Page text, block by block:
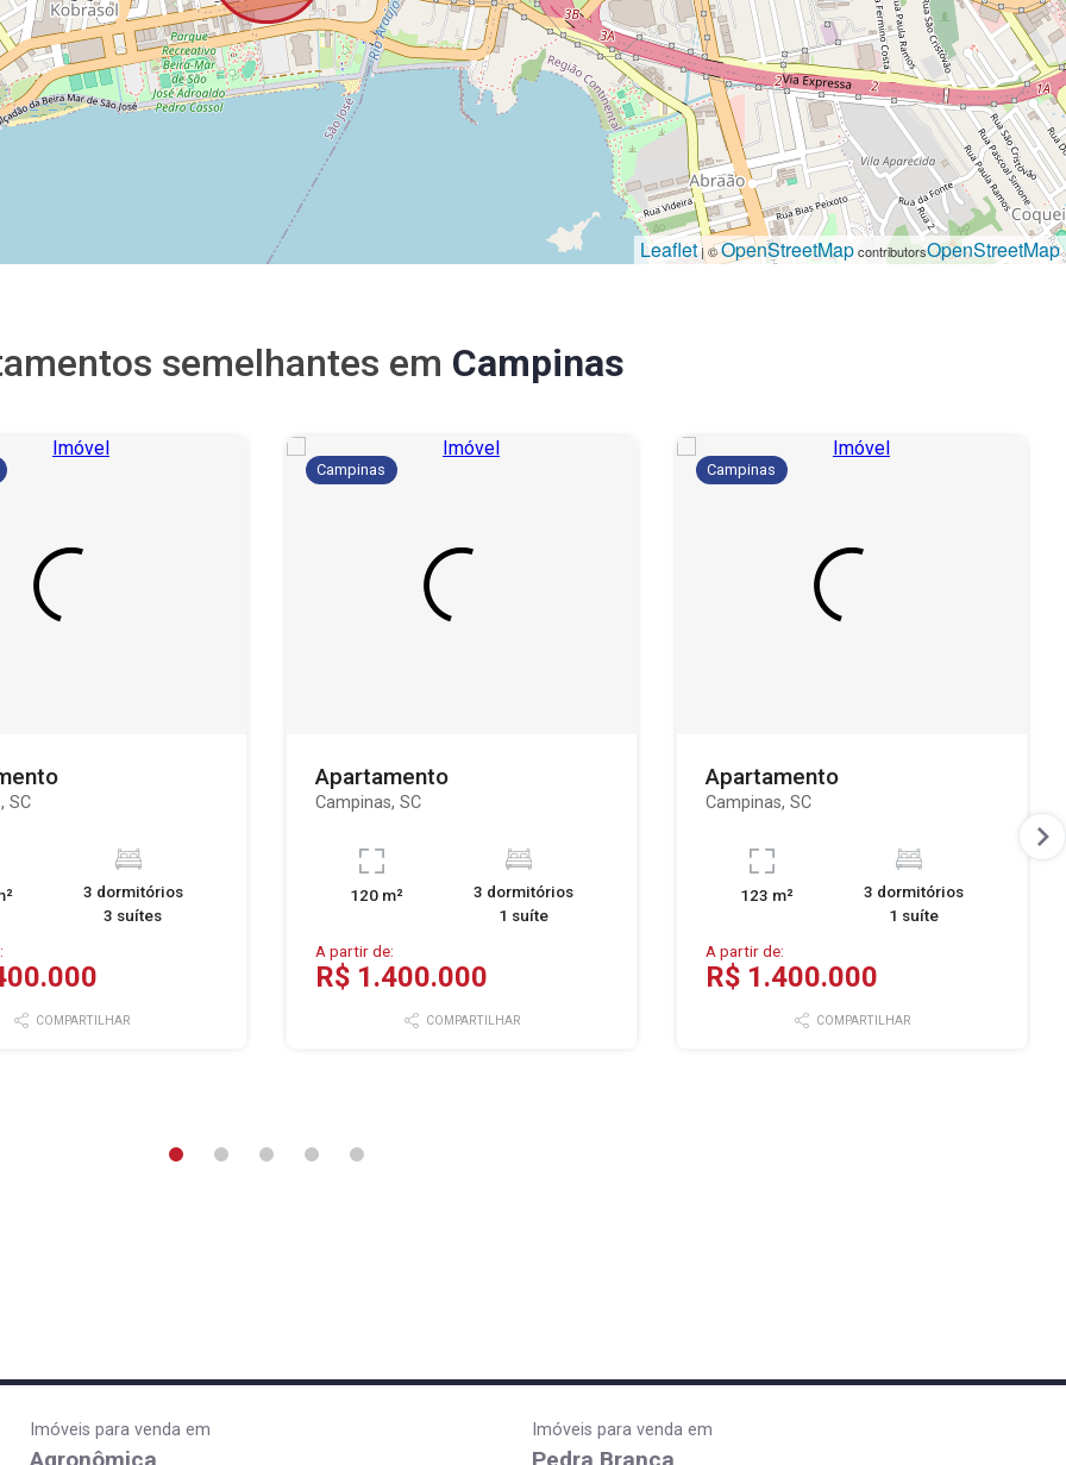
Leaflet| ©OpenStreetMapcontributorsOpenStreetMap
semelhantes em Campinas
SC
3 dormitórios
3 suítes
COMPARTILHAR
Campinas
Apartamento
Campinas, SC
120 m²
3 dormitórios
1 suíte
A partir de:
R$ 1.400.000
COMPARTILHAR
Campinas
Apartamento
Campinas, SC
123 m²
3 dormitórios
1 suíte
A partir de:
R$ 1.400.000
COMPARTILHAR
Imóveis para venda em
Agronômica
Imóveis para venda em
Pedra Branca